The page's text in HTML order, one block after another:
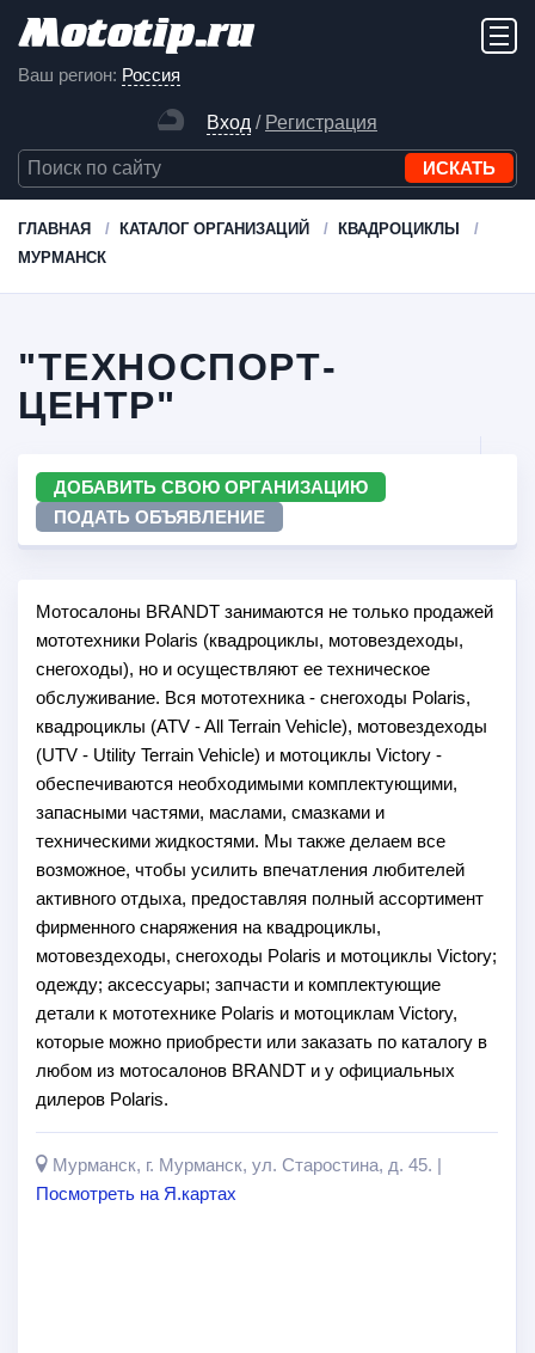
Ваш регион: Россия
Вход / Регистрация
ГЛАВНАЯ КАТАЛОГ ОРГАНИЗАЦИЙ
КВАДРОЦИКЛЫ
МУРМАНСК
"ТЕХНОСПОРТ-
ЦЕНТР"
ДОБАВИТЬ СВОЮ ОРГАНИЗАЦИЮ
ПОДАТЬ ОБЪЯВЛЕНИЕ
Мотосалоны BRANDT занимаются не только продажей
мототехники Polaris (квадроциклы, мотовездеходы,
снегоходы), но и осуществляют ее техническое
обслуживание. Вся мототехника - снегоходы Polaris,
квадроциклы (ATV - All Terrain Vehicle), мотовездеходы
(UTV - Utility Terrain Vehicle) и мотоциклы Victory -
обеспечиваются необходимыми комплектующими,
запасными частями, маслами, смазками и
техническими жидкостями. Мы также делаем все
возможное, чтобы усилить впечатления любителей
активного отдыха, предоставляя полный ассортимент
фирменного снаряжения на квадроциклы,
мотовездеходы, снегоходы Polaris и мотоциклы Victory;
одежду; аксессуары; запчасти и комплектующие
детали к мототехнике Polaris и мотоциклам Victory,
которые можно приобрести или заказать по каталогу в
любом из мотосалонов BRANDT и у официальных
дилеров Polaris.
Мурманск, г. Мурманск, ул. Старостина, д. 45. |
Посмотреть на Я.картах